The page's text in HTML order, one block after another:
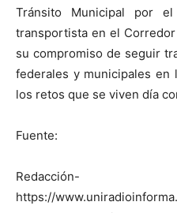
Tránsito Municipal por
transportista en el
su compromiso de seguir
federales y municipales en
los retos que se viven día
Fuente:
Redacción-
https://